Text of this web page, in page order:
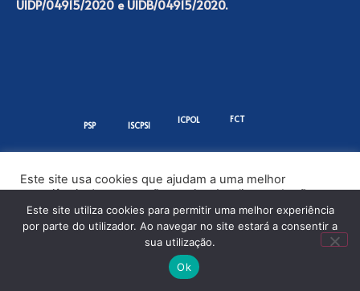
UIDP/04915/2020 e UIDB/04915/2020.
PSP ISCPSI
ICPOL FCT
Este site usa cookies que ajudam a uma melhor
experiência de navegação no site. Ao clicar no botão
“Aceitar” ou continuar a visualizar o nosso site, você
concorda com o uso de cookies no nosso site.
Este site utiliza cookies para permitir uma melhor experiência
por parte do utilizador. Ao navegar no site estará a consentir a
sua utilização.
Ok